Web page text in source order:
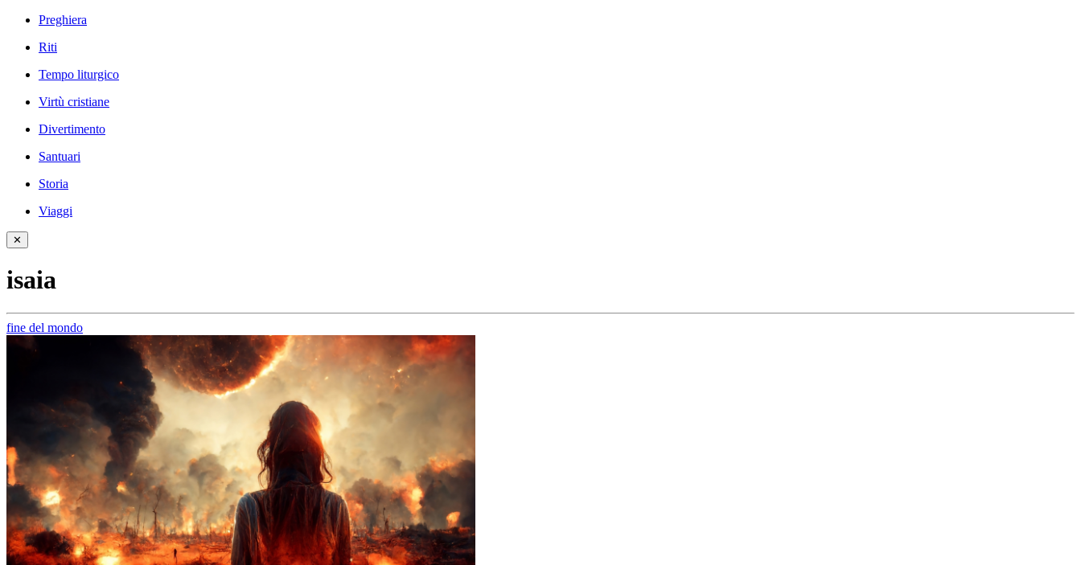
Preghiera
Riti
Tempo liturgico
Virtù cristiane
Divertimento
Santuari
Storia
Viaggi
✕
isaia
fine del mondo